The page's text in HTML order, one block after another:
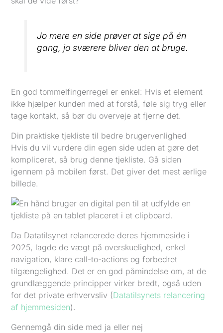
Jo mere en side prøver at sige på én
gang, jo sværere bliver den at bruge.
En god tommelfingerregel er enkel: Hvis et element
ikke hjælper kunden med at forstå, føle sig tryg eller
tage kontakt, så bør du overveje at fjerne det.
Din praktiske tjekliste til bedre brugervenlighed
Hvis du vil vurdere din egen side uden at gøre det
kompliceret, så brug denne tjekliste. Gå siden
igennem på mobilen først. Det giver det mest ærlige
billede.
Da Datatilsynet relancerede deres hjemmeside i
2025, lagde de vægt på overskuelighed, enkel
navigation, klare call-to-actions og forbedret
tilgængelighed. Det er en god påmindelse om, at de
grundlæggende principper virker bredt, også uden
for det private erhvervsliv (Datatilsynets relancering
af hjemmesiden).
Gennemgå din side med ja eller nej